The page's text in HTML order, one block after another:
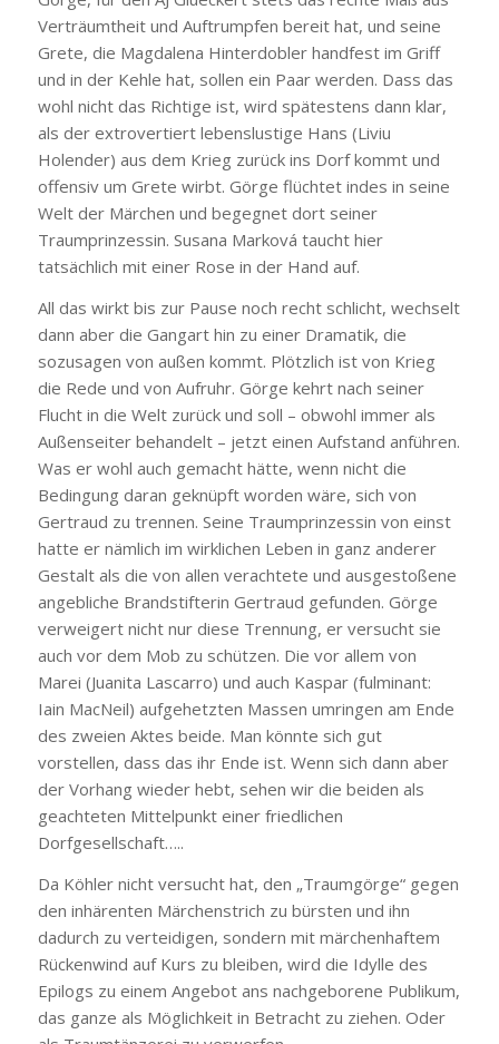
Verträumtheit und Auftrumpfen bereit hat, und seine
Grete, die Magdalena Hinterdobler handfest im Griff
und in der Kehle hat, sollen ein Paar werden. Dass das
wohl nicht das Richtige ist, wird spätestens dann klar,
als der extrovertiert lebenslustige Hans (Liviu
Holender) aus dem Krieg zurück ins Dorf kommt und
offensiv um Grete wirbt. Görge flüchtet indes in seine
Welt der Märchen und begegnet dort seiner
Traumprinzessin. Susana Marková taucht hier
tatsächlich mit einer Rose in der Hand auf.
All das wirkt bis zur Pause noch recht schlicht, wechselt
dann aber die Gangart hin zu einer Dramatik, die
sozusagen von außen kommt. Plötzlich ist von Krieg
die Rede und von Aufruhr. Görge kehrt nach seiner
Flucht in die Welt zurück und soll – obwohl immer als
Außenseiter behandelt – jetzt einen Aufstand anführen.
Was er wohl auch gemacht hätte, wenn nicht die
Bedingung daran geknüpft worden wäre, sich von
Gertraud zu trennen. Seine Traumprinzessin von einst
hatte er nämlich im wirklichen Leben in ganz anderer
Gestalt als die von allen verachtete und ausgestoßene
angebliche Brandstifterin Gertraud gefunden. Görge
verweigert nicht nur diese Trennung, er versucht sie
auch vor dem Mob zu schützen. Die vor allem von
Marei (Juanita Lascarro) und auch Kaspar (fulminant:
Iain MacNeil) aufgehetzten Massen umringen am Ende
des zweien Aktes beide. Man könnte sich gut
vorstellen, dass das ihr Ende ist. Wenn sich dann aber
der Vorhang wieder hebt, sehen wir die beiden als
geachteten Mittelpunkt einer friedlichen
Dorfgesellschaft…..
Da Köhler nicht versucht hat, den „Traumgörge“ gegen
den inhärenten Märchenstrich zu bürsten und ihn
dadurch zu verteidigen, sondern mit märchenhaftem
Rückenwind auf Kurs zu bleiben, wird die Idylle des
Epilogs zu einem Angebot ans nachgeborene Publikum,
das ganze als Möglichkeit in Betracht zu ziehen. Oder